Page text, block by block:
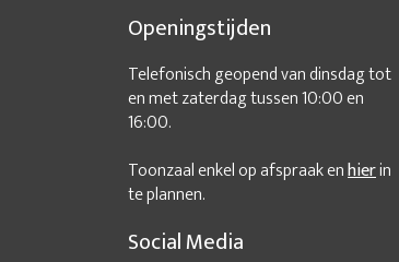
Openingstijden
Telefonisch geopend van dinsdag tot
en met zaterdag tussen 10:00 en
16:00.
Toonzaal enkel op afspraak enhierin
te plannen.
Social Media